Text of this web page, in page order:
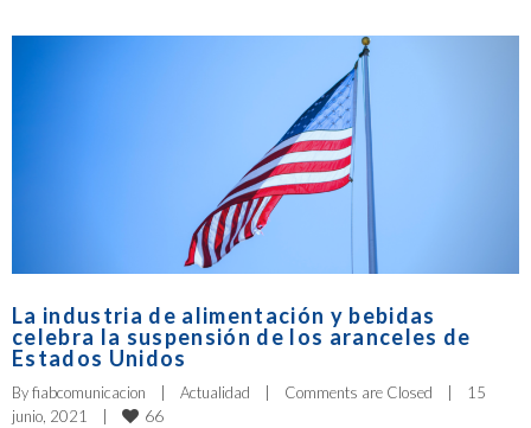
La industria de alimentación y bebidas
celebra la suspensión de los aranceles de
Estados Unidos
By fiabcomunicacion Actualidad Comments are Closed
15
junio, 2021
66